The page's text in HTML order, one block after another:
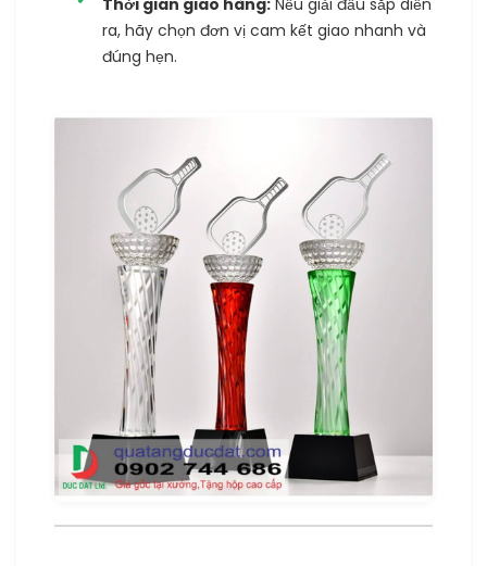
ra, hãy chọn đơn vị cam kết giao nhanh và
đúng hẹn.